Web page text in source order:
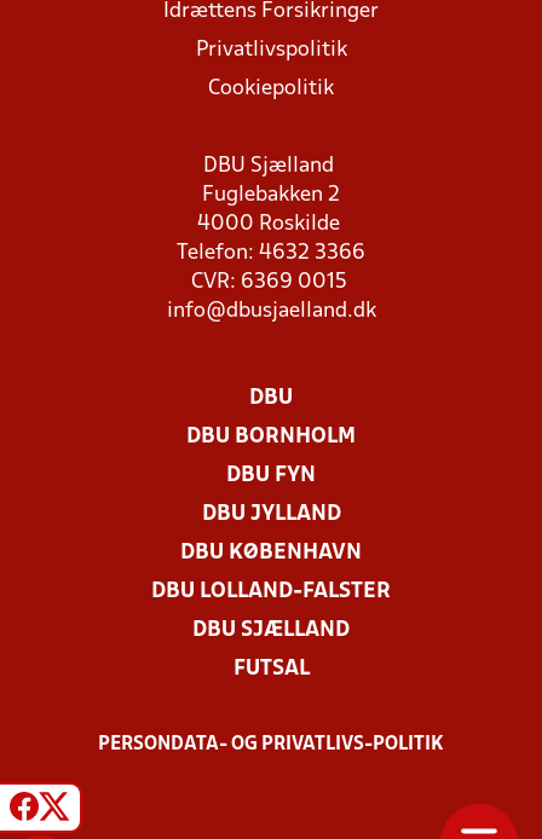
Idrættens Forsikringer
Privatlivspolitik
Cookiepolitik
DBU Sjælland
Fuglebakken 2
4000 Roskilde
Telefon: 4632 3366
CVR: 6369 0015
info@dbusjaelland.dk
DBU
DBU BORNHOLM
DBU FYN
DBU JYLLAND
DBU KØBENHAVN
DBU LOLLAND-FALSTER
DBU SJÆLLAND
FUTSAL
PERSONDATA- OG PRIVATLIVS-POLITIK